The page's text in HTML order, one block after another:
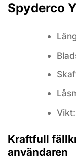
Spyderco
Kraftfull
användaren